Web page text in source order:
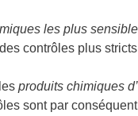
les plus
contrôles plus
produits chimiques
sont par